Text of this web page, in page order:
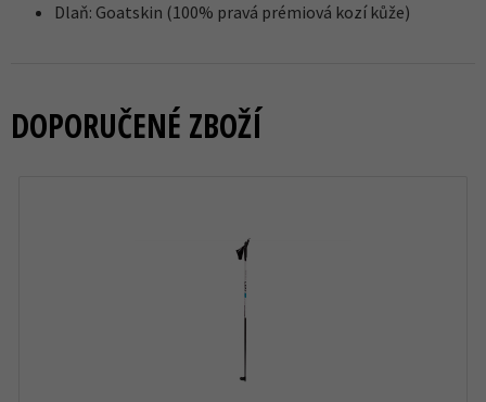
Dlaň: Goatskin (100% pravá prémiová kozí kůže)
DOPORUČENÉ ZBOŽÍ